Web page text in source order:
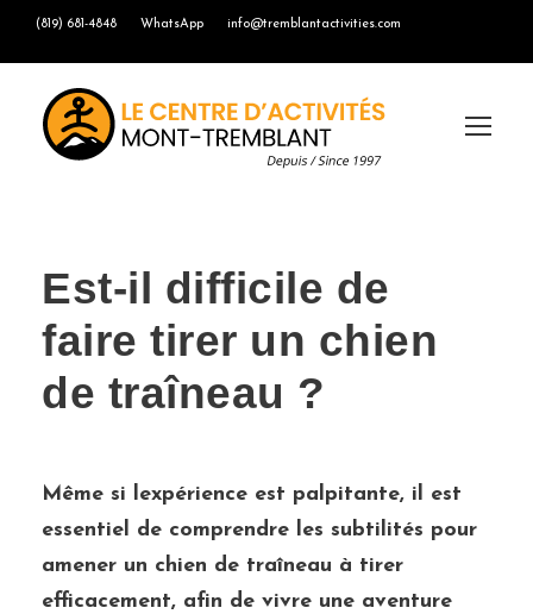
(819) 681-4848 WhatsApp info@tremblantactivities.com
Est-il difficile de
faire tirer un chien
de traîneau ?
Même si lexpérience est palpitante, il est
essentiel de comprendre les subtilités pour
amener un chien de traîneau à tirer
efficacement, afin de vivre une aventure